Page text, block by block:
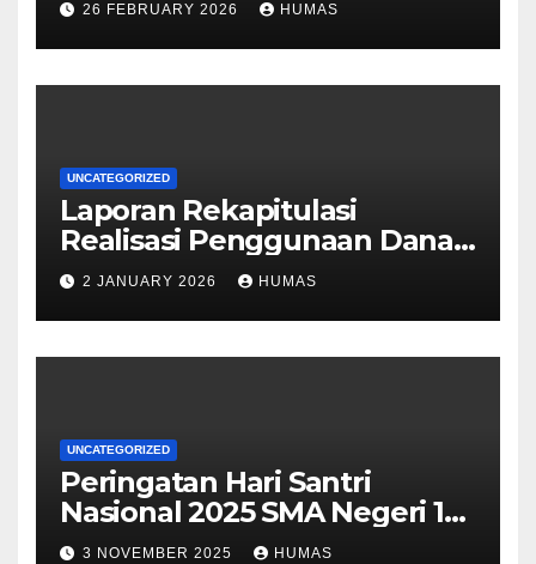
26 FEBRUARY 2026 HUMAS
UNCATEGORIZED
Laporan Rekapitulasi
Realisasi Penggunaan Dana
BOS Reguler Tahap 2 Tahun
2025
2 JANUARY 2026 HUMAS
UNCATEGORIZED
Peringatan Hari Santri
Nasional 2025 SMA Negeri 1
Grabag
3 NOVEMBER 2025 HUMAS